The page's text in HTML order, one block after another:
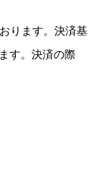
ります。決済基
す。決済の際